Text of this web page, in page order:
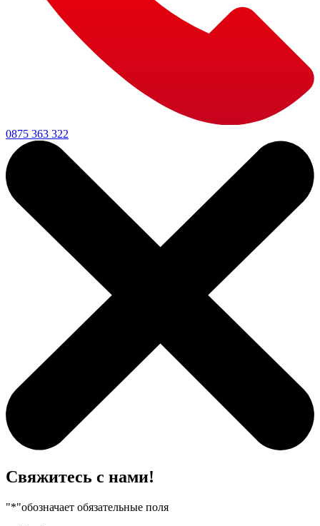
0875 363 322
Свяжитесь с нами!
"*"обозначает обязательные поля